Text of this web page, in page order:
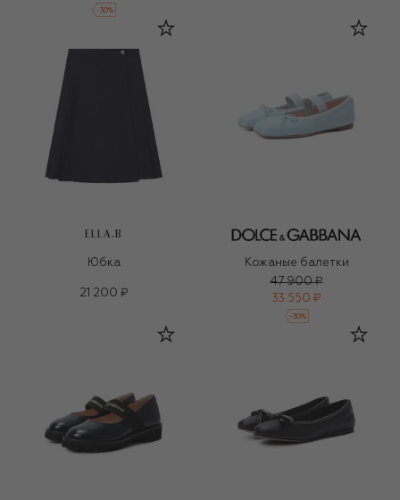
-30%
ELLA.B
Юбка
21 200 ₽
Кожаные балетки
47 900 ₽
33 550 ₽
-30%